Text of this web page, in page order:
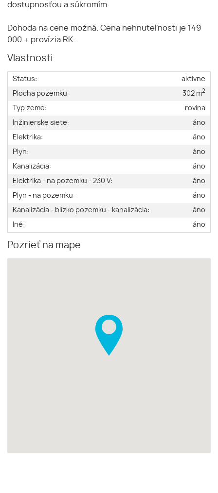
dostupnosťou a súkromím.
Dohoda na cene možná. Cena nehnuteľnosti je 149
000 + provízia RK.
Vlastnosti
Status:
aktívne
Plocha pozemku:
302 m2
Typ zeme:
rovina
Inžinierske siete:
áno
Elektrika:
áno
Plyn:
áno
Kanalizácia:
áno
Elektrika - na pozemku - 230 V:
áno
Plyn - na pozemku:
áno
Kanalizácia - blízko pozemku - kanalizácia:
áno
Iné:
áno
Pozrieť na mape